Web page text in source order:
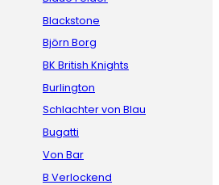
Blackstone
Björn Borg
BK British Knights
Burlington
Schlachter von Blau
Bugatti
Von Bar
B Verlockend